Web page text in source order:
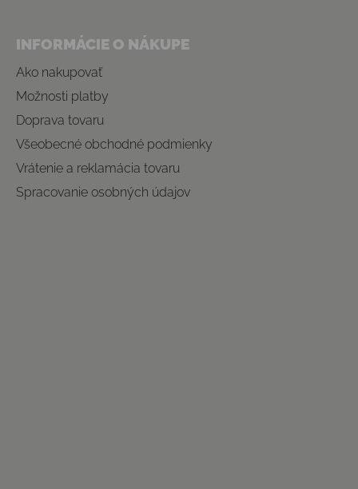
INFORMÁCIE O NÁKUPE
Ako nakupovať
Možnosti platby
Doprava tovaru
Všeobecné obchodné podmienky
Vrátenie a reklamácia tovaru
Spracovanie osobných údajov